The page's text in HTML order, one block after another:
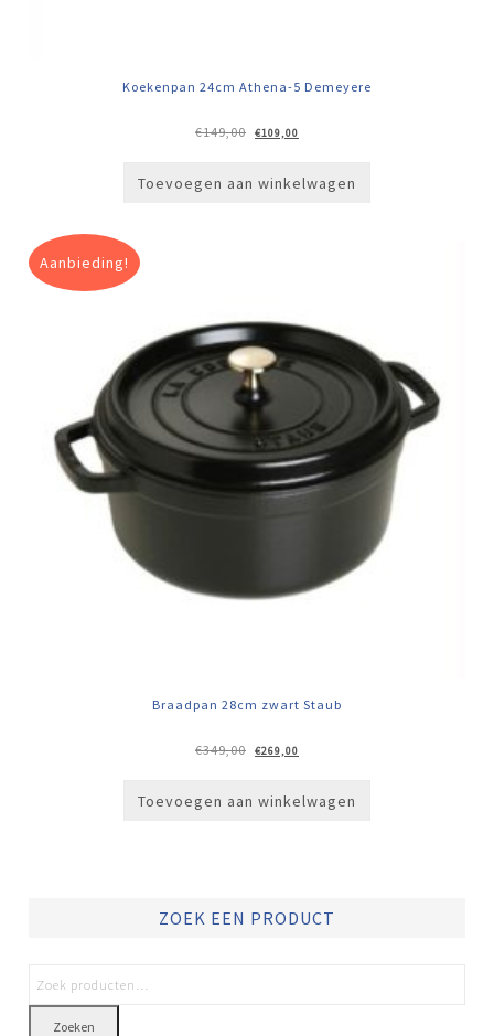
Koekenpan 24cm Athena-5 Demeyere
€149,00
Oorspronkelijke
prijs
€109,00
prijs
Toevoegen aan winkelwagen
Aanbieding!
Braadpan 28cm zwart Staub
€349,00
Oorspronkelijke
prijs
€269,00
prijs
Toevoegen aan winkelwagen
ZOEK EEN PRODUCT
Zoeken